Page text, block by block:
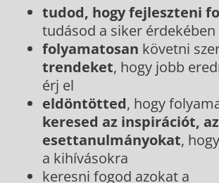
tudod, hogy fejleszteni
tudásod a siker érdekében
folyamatosan követni
trendeket, hogy jobb
érj el
eldöntötted, hogy
keresed az inspirációt, az
esettanulmányokat,
a kihívásokra
keresni fogod azokat a